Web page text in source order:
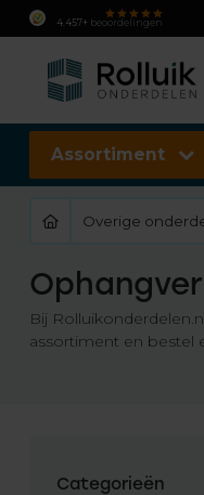
4.457+ beoordelingen
Assortiment
Overige
Bij
assortiment en bestel
Categorieën